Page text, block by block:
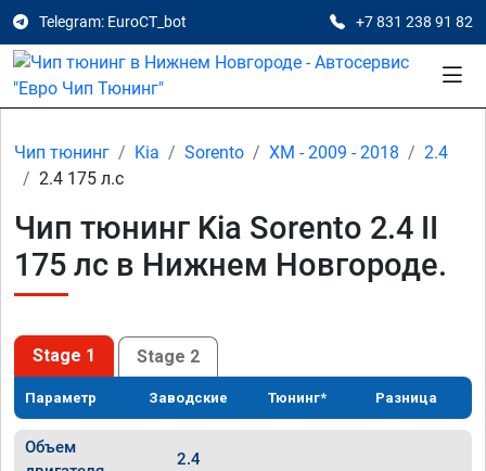
Telegram: EuroCT_bot +7 831 238 91 82
Чип тюнинг Kia Sorento XM - 2009 - 2018
2.4
2.4 175 л.с
Чип тюнинг Kia Sorento 2.4 II
175 лс в Нижнем Новгороде.
Stage 1 Stage 2
Параметр Заводские Тюнинг* Разница
Объем
2.4